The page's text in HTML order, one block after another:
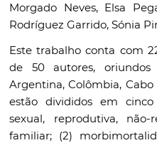
Morgado Neves, Elsa
Rodríguez Garrido, Sónia
Este trabalho conta com
de 50 autores,
Argentina, Colômbia,
estão divididos em
sexual, reprodutiva,
familiar; (2)